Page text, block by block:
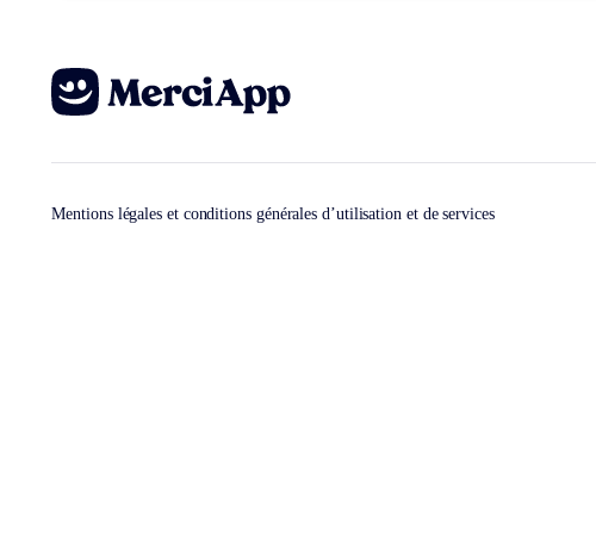
Mentions légales et conditions générales d’utilisation et de services